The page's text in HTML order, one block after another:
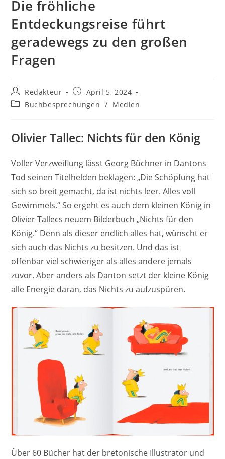
Die fröhliche
Entdeckungsreise führt
geradewegs zu den großen
Fragen
Beitrags-
Autor:
Redakteur
Beitrag
veröffentlicht:
April 5, 2024
Beitrags-
Buchbesprechungen / Medien
Olivier Tallec: Nichts für den König
Voller Verzweiflung lässt Georg Büchner in Dantons
Tod seinen Titelhelden beklagen: „Die Schöpfung hat
sich so breit gemacht, da ist nichts leer. Alles voll
Gewimmels.“ So ergeht es auch dem kleinen König in
Olivier Tallecs neuem Bilderbuch „Nichts für den
König.“ Denn als dieser endlich alles hat, wünscht er
sich auch das Nichts zu besitzen. Und das ist
offenbar viel schwieriger als alles andere jemals
zuvor. Aber anders als Danton setzt der kleine König
alle Energie daran, das Nichts zu aufzuspüren.
Über 60 Bücher hat der bretonische Illustrator und